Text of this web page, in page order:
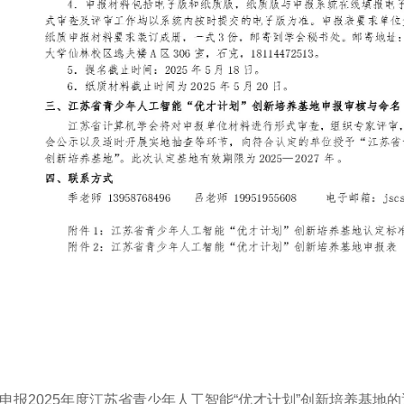
报2025年度江苏省青少年人工智能“优才计划”创新培养基地